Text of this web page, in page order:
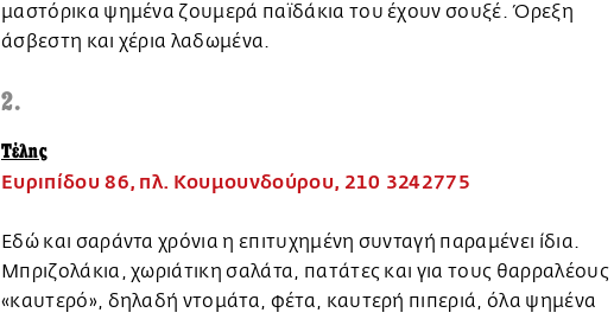
μαστόρικα ψημένα ζουμερά παϊδάκια του έχουν σουξέ. Όρεξη
άσβεστη και χέρια λαδωμένα.
2.
Τέλης
Ευριπίδου 86, πλ. Κουμουνδούρου, 210 3242775
Εδώ και σαράντα χρόνια η επιτυχημένη συνταγή παραμένει ίδια.
Μπριζολάκια, χωριάτικη σαλάτα, πατάτες και για τους θαρραλέους
«καυτερό», δηλαδή ντομάτα, φέτα, καυτερή πιπεριά, όλα ψημένα